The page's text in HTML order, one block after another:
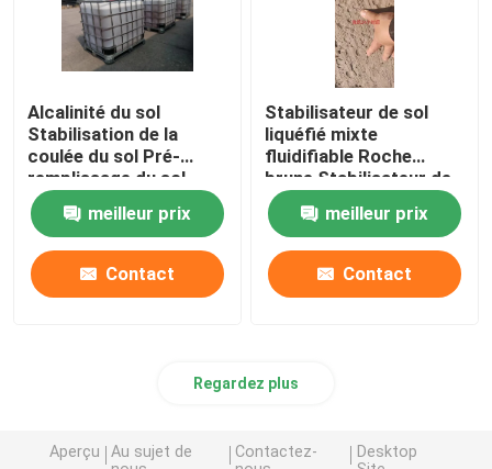
Alcalinité du sol
Stabilisation de la
coulée du sol Pré-
remplissage du sol
mélangé Agent solidifié
meilleur prix
Contact
Stabilisateur de sol
liquéfié mixte
fluidifiable Roche
brune Stabilisateur de
sol solide
meilleur prix
Contact
Regardez plus
Aperçu
Au sujet de
Contactez-
Desktop